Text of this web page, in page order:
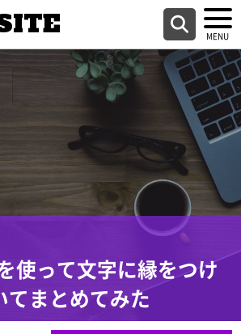
って文字に縁をつけ
てまとめてみた